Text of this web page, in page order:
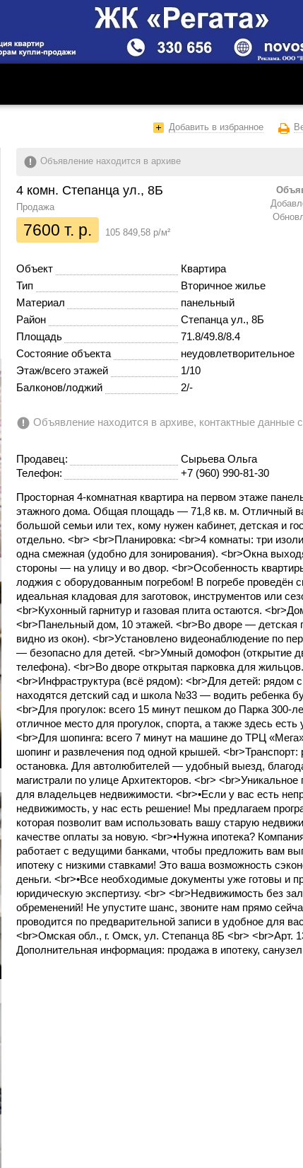
Добавить в избранное
Объявление находится в архиве
Продажа
4 комн. Степанца ул., 8Б
7600 т. р. 105 849,58 р/м²
Объект
Квартира
Тип
Вторичное жилье
Материал
панельный
Район
Степанца ул., 8Б
Площадь
71.8/49.8/8.4
Состояние объекта
неудовлетворительное
Этаж/всего этажей
1/10
Балконов/лоджий
2/-
Объявление находится в архиве, контактные данные
Продавец:
Сырьева Ольга
Телефон:
+7 (960) 990-81-30
Просторная 4-комнатная квартира на первом этаже
этажного дома. Общая площадь — 71,8 кв. м. Отличный
большой семьи или тех, кому нужен кабинет, детская и
отдельно. <br> <br>Планировка: <br>4 комнаты: три
одна смежная (удобно для зонирования). <br>Окна
стороны — на улицу и во двор. <br>Особенность
лоджия с оборудованным погребом! В погребе проведён
идеальная кладовая для заготовок, инструментов или
<br>Кухонный гарнитур и газовая плита остаются.
<br>Панельный дом, 10 этажей. <br>Во дворе — детская
видно из окон). <br>Установлено видеонаблюдение по
— безопасно для детей. <br>Умный домофон (открытие
телефона). <br>Во дворе открытая парковка для
<br>Инфраструктура (всё рядом): <br>Для детей: рядом
находятся детский сад и школа №33 — водить ребенка
<br>Для прогулок: всего 15 минут пешком до Парка 300-
отличное место для прогулок, спорта, а также здесь
<br>Для шопинга: всего 7 минут на машине до ТРЦ
шопинг и развлечения под одной крышей. <br>Транспорт:
остановка. Для автолюбителей — удобный выезд,
магистрали по улице Архитекторов. <br>
для владельцев недвижимости. <br>•Если у вас есть
недвижимость, у нас есть решение! Мы предлагаем
которая позволит вам использовать вашу старую
качестве оплаты за новую. <br>•Нужна ипотека?
работает с ведущими банками, чтобы предложить вам
ипотеку с низкими ставками! Это ваша возможность
деньги. <br>•Все необходимые документы уже готовы и
юридическую экспертизу. <br> <br>Недвижимость без
обременений! Не упустите шанс, звоните нам прямо
проводится по предварительной записи в удобное для
<br>Омская обл., г. Омск, ул. Степанца 8Б <br> <br>Арт.
Дополнительная информация: продажа в ипотеку,